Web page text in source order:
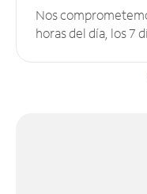
Nos
horas del día, los 7